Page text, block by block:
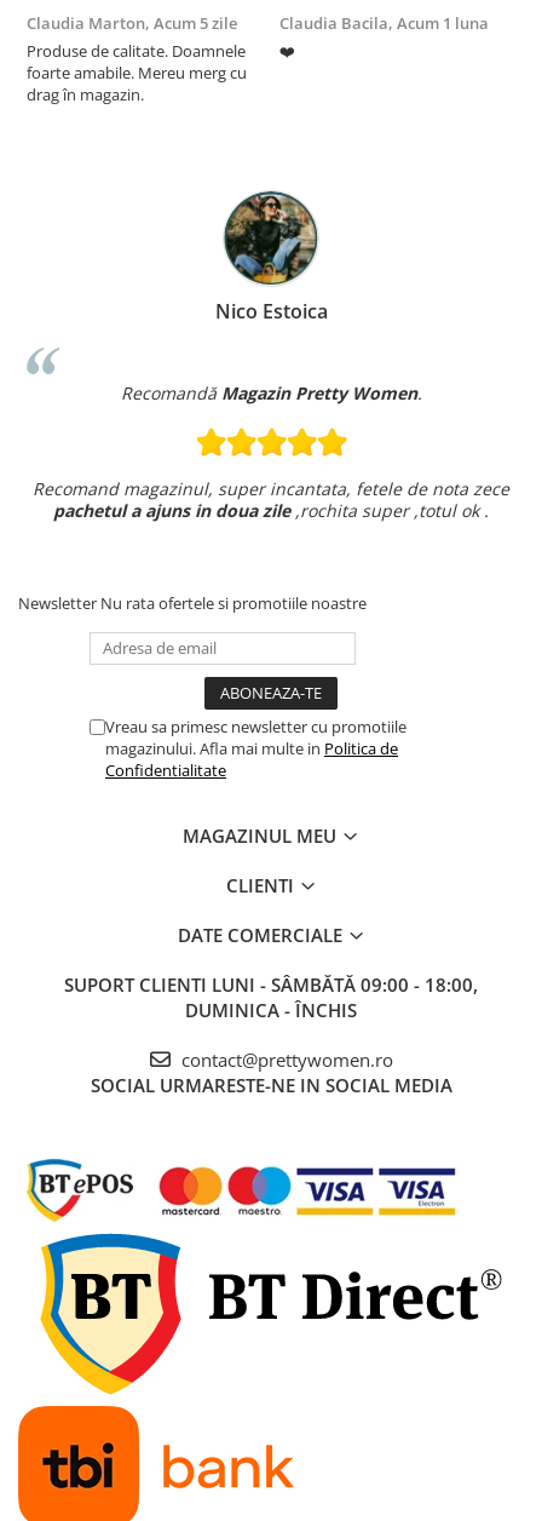
Claudia Marton, Acum 5 zile
Produse de calitate. Doamnele
foarte amabile. Mereu merg cu
drag în magazin.
Claudia Bacila, Acum 1 luna
❤️
Nico Estoica
Recomandă Magazin Pretty Women.
Recomand magazinul, super incantata, fetele de nota zece
pachetul a ajuns in doua zile,rochita super ,totul ok .
Newsletter Nu rata ofertele si promotiile noastre
Vreau sa primesc newsletter cu promotiile
magazinului. Afla mai multe in Politica de
Confidentialitate
MAGAZINUL MEU
CLIENTI
DATE COMERCIALE
SUPORT CLIENTI LUNI - SÂMBĂTĂ 09:00 - 18:00,
DUMINICA - ÎNCHIS
contact@prettywomen.ro
SOCIAL URMARESTE-NE IN SOCIAL MEDIA